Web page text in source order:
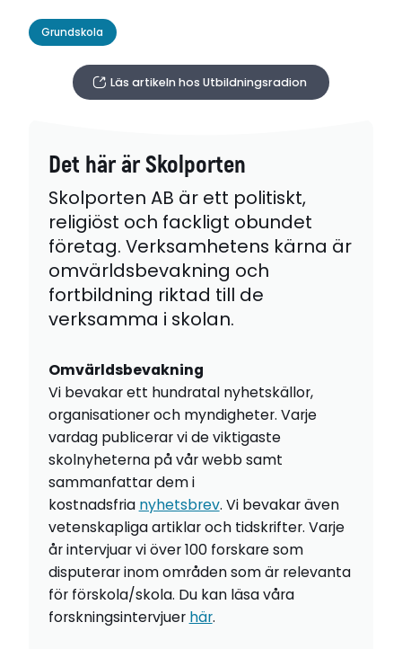
Grundskola
Läs artikeln hos Utbildningsradion
Det här är Skolporten
Skolporten AB är ett politiskt,
religiöst och fackligt obundet
företag. Verksamhetens kärna är
omvärldsbevakning och
fortbildning riktad till de
verksamma i skolan.
Omvärldsbevakning
Vi bevakar ett hundratal nyhetskällor,
organisationer och myndigheter. Varje
vardag publicerar vi de viktigaste
skolnyheterna på vår webb samt
sammanfattar dem i
kostnadsfria nyhetsbrev. Vi bevakar även
vetenskapliga artiklar och tidskrifter. Varje
år intervjuar vi över 100 forskare som
disputerar inom områden som är relevanta
för förskola/skola. Du kan läsa våra
forskningsintervjuer här.